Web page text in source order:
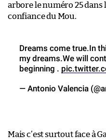
arbore le numéro 25 dans
confiance du Mou.
Dreams come true.In
my dreams.We will
beginning .
— Antonio Valencia
Mais c’est surtout face à